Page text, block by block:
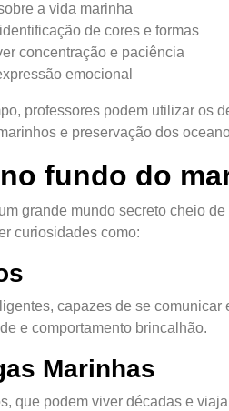
a vida marinha
de cores e formas
concentração e paciência
emocional
professores podem utilizar os
e preservação dos
fundo do
grande mundo secreto cheio
curiosidades como:
capazes de se
e comportamento brincalhão.
Marinhas
que podem viver décadas e